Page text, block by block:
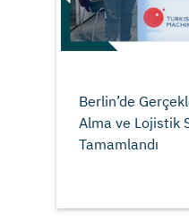
Berlin’de
Alma ve Lojistik